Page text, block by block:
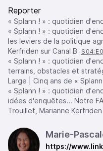
Reporter
« Splann ! » : quotidien
« Splann ! » : quotidien
les leviers de la politique
Kerfriden sur Canal B
« Splann ! » : quotidien
terrains, obstacles et
Large | Cinq ans de «
« Splann ! » : quotidien
idées d'enquêtes... Notre
Trouillet, Marianne
Marie-
https://